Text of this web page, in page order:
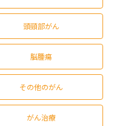
頭頸部がん
脳腫瘍
その他のがん
がん治療